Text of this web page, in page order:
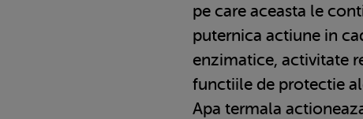
pe care aceasta le
puternica actiune in
enzimatice, activitate
functiile de protectie
Apa termala